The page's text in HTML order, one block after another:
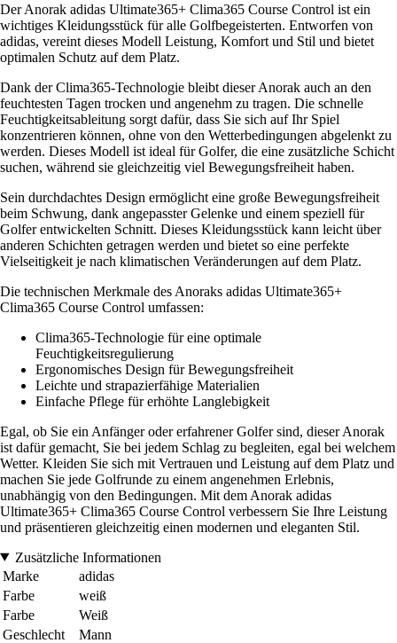
Der Anorak adidas Ultimate365+ Clima365 Course Control ist ein
wichtiges Kleidungsstück für alle Golfbegeisterten. Entworfen von
adidas, vereint dieses Modell Leistung, Komfort und Stil und bietet
optimalen Schutz auf dem Platz.
Dank der Clima365-Technologie bleibt dieser Anorak auch an den
feuchtesten Tagen trocken und angenehm zu tragen. Die schnelle
Feuchtigkeitsableitung sorgt dafür, dass Sie sich auf Ihr Spiel
konzentrieren können, ohne von den Wetterbedingungen abgelenkt zu
werden. Dieses Modell ist ideal für Golfer, die eine zusätzliche Schicht
suchen, während sie gleichzeitig viel Bewegungsfreiheit haben.
Sein durchdachtes Design ermöglicht eine große Bewegungsfreiheit
beim Schwung, dank angepasster Gelenke und einem speziell für
Golfer entwickelten Schnitt. Dieses Kleidungsstück kann leicht über
anderen Schichten getragen werden und bietet so eine perfekte
Vielseitigkeit je nach klimatischen Veränderungen auf dem Platz.
Die technischen Merkmale des Anoraks adidas Ultimate365+
Clima365 Course Control umfassen:
Clima365-Technologie für eine optimale
Feuchtigkeitsregulierung
Ergonomisches Design für Bewegungsfreiheit
Leichte und strapazierfähige Materialien
Einfache Pflege für erhöhte Langlebigkeit
Egal, ob Sie ein Anfänger oder erfahrener Golfer sind, dieser Anorak
ist dafür gemacht, Sie bei jedem Schlag zu begleiten, egal bei welchem
Wetter. Kleiden Sie sich mit Vertrauen und Leistung auf dem Platz und
machen Sie jede Golfrunde zu einem angenehmen Erlebnis,
unabhängig von den Bedingungen. Mit dem Anorak adidas
Ultimate365+ Clima365 Course Control verbessern Sie Ihre Leistung
und präsentieren gleichzeitig einen modernen und eleganten Stil.
Zusätzliche Informationen
Marke
adidas
Farbe
weiß
Farbe
Weiß
Geschlecht
Mann